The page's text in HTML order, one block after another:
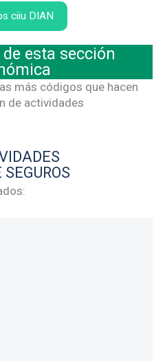
ciiu DIAN
esta sección
más códigos que hacen
de actividades